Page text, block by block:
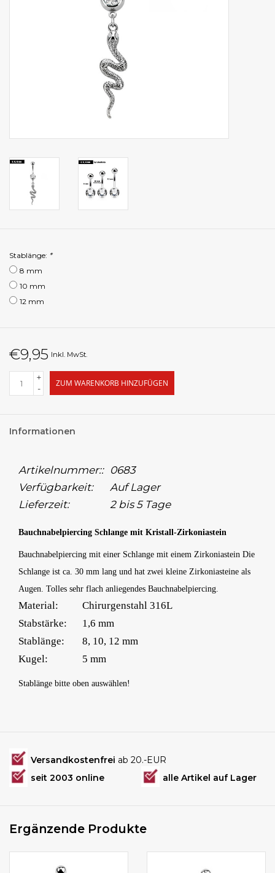
Stablänge: *
8 mm
10 mm
12 mm
€9,95 Inkl. MwSt.
+
-
ZUM WARENKORB HINZUFÜGEN
Informationen
Artikelnummer:: 0683
Verfügbarkeit:
Auf Lager
Lieferzeit:
2 bis 5 Tage
Bauchnabelpiercing Schlange mit Kristall-Zirkoniastein
Bauchnabelpiercing mit einer Schlange mit einem Zirkoniastein Die
Schlange ist ca. 30 mm lang und hat zwei kleine Zirkoniasteine als
Augen. Tolles sehr flach anliegendes Bauchnabelpiercing.
Material:
Chirurgenstahl 316L
Stabstärke:
1,6 mm
Stablänge:
8, 10, 12 mm
Kugel:
5 mm
Stablänge bitte oben auswählen!
Versandkostenfrei ab 20.-EUR
seit 2003 online
alle Artikel auf Lager
Ergänzende Produkte